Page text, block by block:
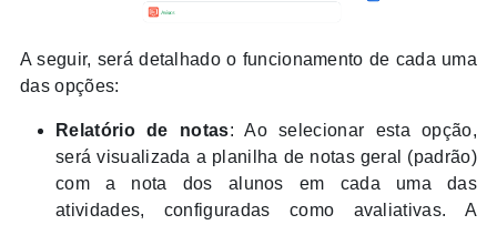
A seguir, será detalhado o funcionamento de cada uma
das opções:
Relatório de notas: Ao selecionar esta opção,
será visualizada a planilha de notas geral (padrão)
com a nota dos alunos em cada uma das
atividades, configuradas como avaliativas. A